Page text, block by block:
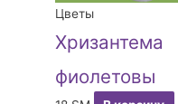
Цветы
Хризантема
фиолетовы